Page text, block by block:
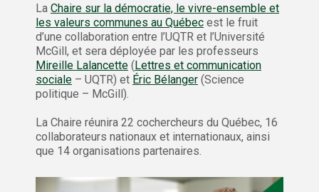
La Chaire sur la démocratie, le vivre-ensemble et
les valeurs communes au Québec est le fruit
d’une collaboration entre l’UQTR et l’Université
McGill, et sera déployée par les professeurs
Mireille Lalancette (Lettres et communication
sociale – UQTR) et Éric Bélanger (Science
politique – McGill).
La Chaire réunira 22 cochercheurs du Québec, 16
collaborateurs nationaux et internationaux, ainsi
que 14 organisations partenaires.